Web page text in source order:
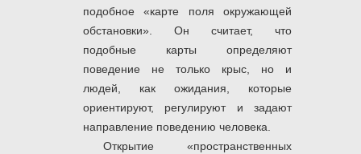
подобное «карте поля окружающей
обстановки». Он считает, что
подобные карты определяют
поведение не только крыс, но и
людей, как ожидания, которые
ориентируют, регулируют и задают
направление поведению человека.
Открытие «пространственных